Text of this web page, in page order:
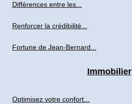
Différences entre les...
Renforcer la crédibilité...
Fortune de Jean-Bernard...
Immobilier
Optimisez votre confort...